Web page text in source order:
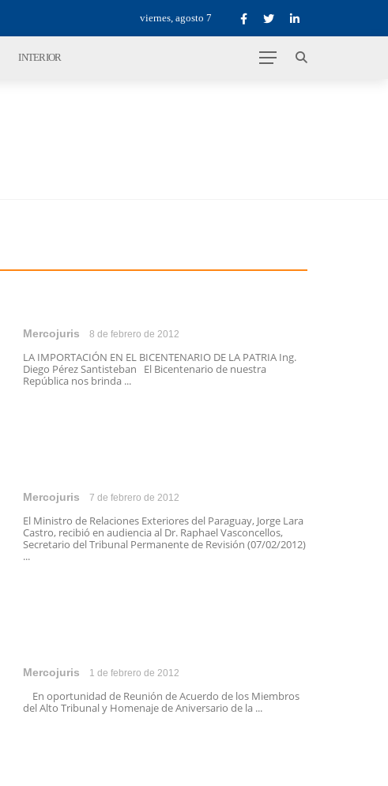
viernes, agosto 7
INTERIOR
Mercojuris 8 de febrero de 2012
LA IMPORTACIÓN EN EL BICENTENARIO DE LA PATRIA Ing.
Diego Pérez Santisteban El Bicentenario de nuestra
República nos brinda ...
Mercojuris 7 de febrero de 2012
El Ministro de Relaciones Exteriores del Paraguay, Jorge Lara
Castro, recibió en audiencia al Dr. Raphael Vasconcellos,
Secretario del Tribunal Permanente de Revisión (07/02/2012)
...
Mercojuris 1 de febrero de 2012
En oportunidad de Reunión de Acuerdo de los Miembros
del Alto Tribunal y Homenaje de Aniversario de la ...